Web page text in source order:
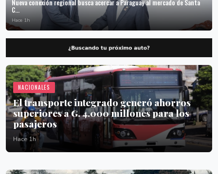
Nueva conexión regional busca acercar a Paraguay al mercado de Santa
C...
Hace 1h
NACIONALES
El transporte integrado generó ahorros
superiores a G. 4.000 millones para los
pasajeros
Hace 1h